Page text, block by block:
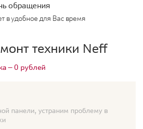
обращения
в удобное для Вас время
техники Neff
— 0 рублей
панели, устраним проблему в